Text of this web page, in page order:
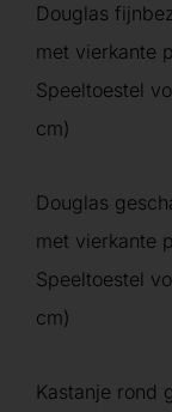
Douglas
met vierkante
Speeltoestel
cm)
Douglas
met vierkante
Speeltoestel
cm)
Kastanje rond